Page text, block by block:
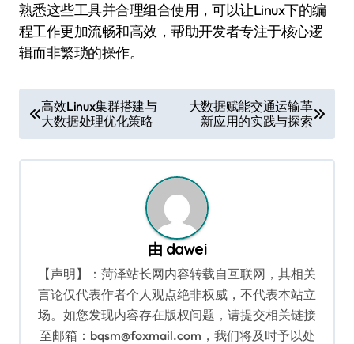
熟悉这些工具并合理组合使用，可以让Linux下的编
程工作更加流畅和高效，帮助开发者专注于核心逻
辑而非繁琐的操作。
章
导
高效Linux集群搭建与
大数据处理优化策略
大数据赋能交通运输革
新应用的实践与探索
由 dawei
【声明】：菏泽站长网内容转载自互联网，其相关
言论仅代表作者个人观点绝非权威，不代表本站立
场。如您发现内容存在版权问题，请提交相关链接
至邮箱：bqsm@foxmail.com，我们将及时予以处